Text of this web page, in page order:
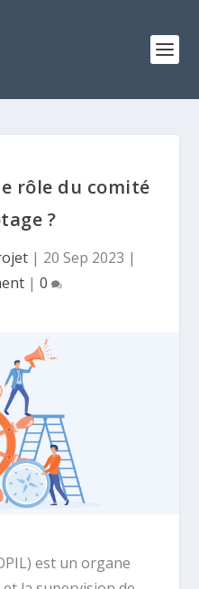
rôle du comité
?
| 20 Sep 2023 |
| 0
est un organe